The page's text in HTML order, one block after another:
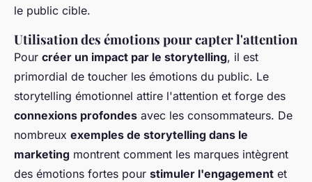
le public cible.
Utilisation des émotions pour capter l'attention
Pour créer un impact par le storytelling, il est
primordial de toucher les émotions du public. Le
storytelling émotionnel attire l'attention et forge des
connexions profondes avec les consommateurs. De
nombreux exemples de storytelling dans le
marketing montrent comment les marques intègrent
des émotions fortes pour stimuler l'engagement et